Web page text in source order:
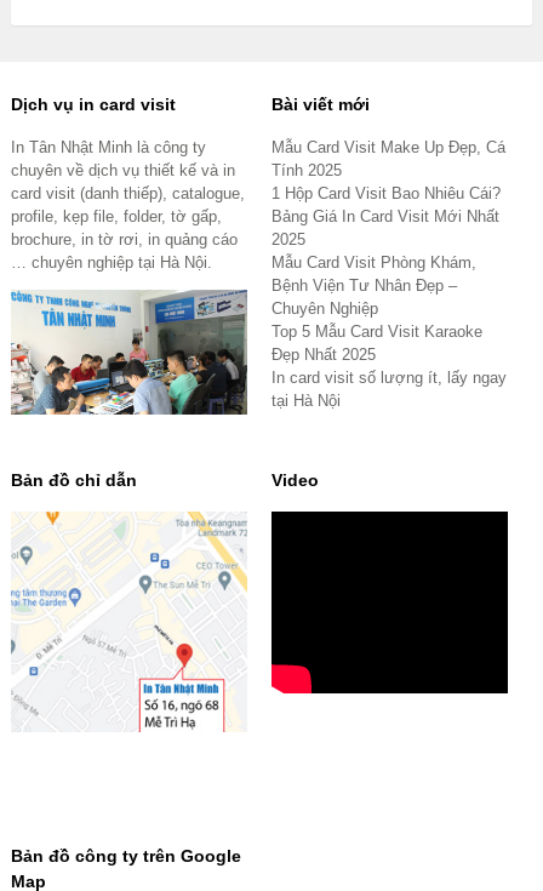
Dịch vụ in card visit
In Tân Nhật Minh là công ty
chuyên về dịch vụ thiết kế và in
card visit (danh thiếp), catalogue,
profile, kẹp file, folder, tờ gấp,
brochure, in tờ rơi, in quảng cáo
… chuyên nghiệp tại Hà Nội.
Bài viết mới
Mẫu Card Visit Make Up Đẹp, Cá
Tính 2025
1 Hộp Card Visit Bao Nhiêu Cái?
Bảng Giá In Card Visit Mới Nhất
2025
Mẫu Card Visit Phòng Khám,
Bệnh Viện Tư Nhân Đẹp –
Chuyên Nghiệp
Top 5 Mẫu Card Visit Karaoke
Đẹp Nhất 2025
In card visit số lượng ít, lấy ngay
tại Hà Nội
Bản đồ chỉ dẫn Video
Bản đồ công ty trên Google
Map